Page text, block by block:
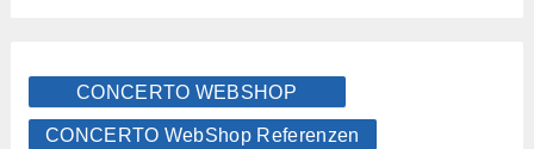
CONCERTO WEBSHOP
CONCERTO WebShop Referenzen